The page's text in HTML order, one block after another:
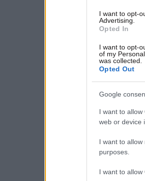
I want to opt-
Advertising.
Opted In
I want to opt-
of my
was collected.
Opted Out
Google
I want to
web or device
I want to
purposes.
I want to allow